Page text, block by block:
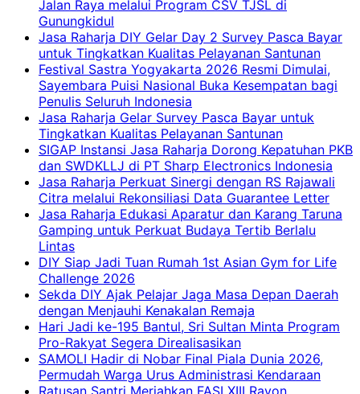
Jalan Raya melalui Program CSV TJSL di
Gunungkidul
Jasa Raharja DIY Gelar Day 2 Survey Pasca Bayar
untuk Tingkatkan Kualitas Pelayanan Santunan
Festival Sastra Yogyakarta 2026 Resmi Dimulai,
Sayembara Puisi Nasional Buka Kesempatan bagi
Penulis Seluruh Indonesia
Jasa Raharja Gelar Survey Pasca Bayar untuk
Tingkatkan Kualitas Pelayanan Santunan
SIGAP Instansi Jasa Raharja Dorong Kepatuhan PKB
dan SWDKLLJ di PT Sharp Electronics Indonesia
Jasa Raharja Perkuat Sinergi dengan RS Rajawali
Citra melalui Rekonsiliasi Data Guarantee Letter
Jasa Raharja Edukasi Aparatur dan Karang Taruna
Gamping untuk Perkuat Budaya Tertib Berlalu
Lintas
DIY Siap Jadi Tuan Rumah 1st Asian Gym for Life
Challenge 2026
Sekda DIY Ajak Pelajar Jaga Masa Depan Daerah
dengan Menjauhi Kenakalan Remaja
Hari Jadi ke-195 Bantul, Sri Sultan Minta Program
Pro-Rakyat Segera Direalisasikan
SAMOLI Hadir di Nobar Final Piala Dunia 2026,
Permudah Warga Urus Administrasi Kendaraan